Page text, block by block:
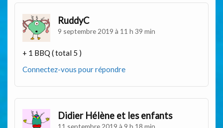
RuddyC
9 septembre 2019 à 11 h 39 min
+ 1 BBQ ( total 5 )
Connectez-vous pour répondre
Didier Hélène et les enfants